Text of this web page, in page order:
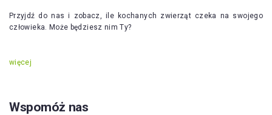
Przyjdź do nas i zobacz, ile kochanych zwierząt czeka na swojego
człowieka. Może będziesz nim Ty?
więcej
Wspomóż nas